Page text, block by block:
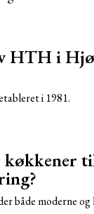
HTH i
i 1981.
både moderne og